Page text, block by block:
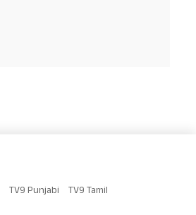
TV9 Punjabi TV9 Tamil